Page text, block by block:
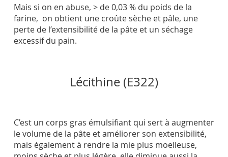
Mais si on en abuse, > de 0,03 % du poids de la
farine, on obtient une croûte sèche et pâle, une
perte de l’extensibilité de la pâte et un séchage
excessif du pain.
Lécithine (E322)
C’est un corps gras émulsifiant qui sert à augmenter
le volume de la pâte et améliorer son extensibilité,
mais également à rendre la mie plus moelleuse,